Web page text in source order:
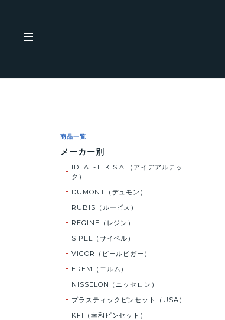
商品一覧
メーカー別
IDEAL-TEK S.A.（アイデアルテッ
ク）
DUMONT（デュモン）
RUBIS（ルービス）
REGINE（レジン）
SIPEL（サイペル）
VIGOR（ピールビガー）
EREM（エルム）
NISSELON（ニッセロン）
プラスティックピンセット（USA）
KFI（幸和ピンセット）